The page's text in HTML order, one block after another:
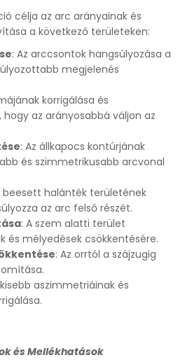
célja az arc arányainak és
a következő területeken:
: Az arccsontok hangsúlyozása a
megjelenés
korrigálása és
az arányosabbá váljon az
: Az állkapocs kontúrjának
és szimmetrikusabb arcvonal
beesett halánték területének
az arc felső részét.
: A szem alatti terület
és mélyedések csökkentésére.
: Az orrtól a szájzugig
kisebb aszimmetriáinak és
és Mellékhatások